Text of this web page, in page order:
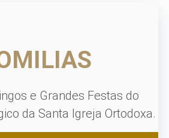
e Grandes Festas do
da Santa Igreja Ortodoxa.